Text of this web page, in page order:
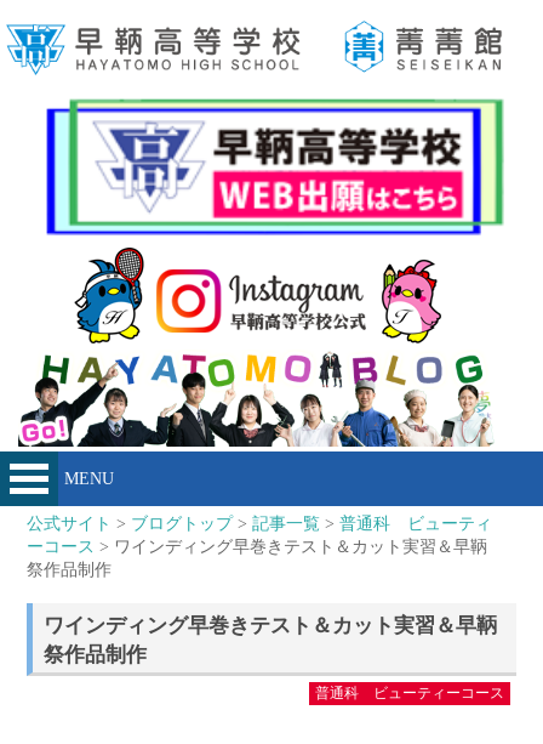
MENU
公式サイト > ブログトップ>記事一覧 >普通科 ビューティ
ーコース > ワインディング早巻きテスト＆カット実習＆早鞆
祭作品制作
ワインディング早巻きテスト＆カット実習＆早鞆
祭作品制作
普通科 ビューティーコース